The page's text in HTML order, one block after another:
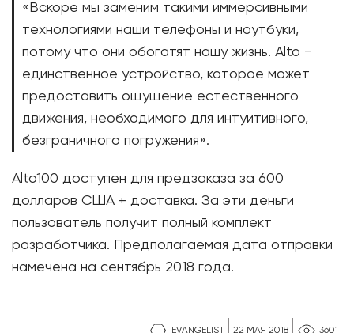
EVANGELIST 22 МАЯ 2018 3601
«Вскоре мы заменим такими иммерсивными
технологиями наши телефоны и ноутбуки,
потому что они обогатят нашу жизнь. Alto −
единственное устройство, которое может
предоставить ощущение естественного
движения, необходимого для интуитивного,
безграничного погружения».
Alto100 доступен для предзаказа за 600
долларов США + доставка. За эти деньги
пользователь получит полный комплект
разработчика. Предполагаемая дата отправки
намечена на сентябрь 2018 года.